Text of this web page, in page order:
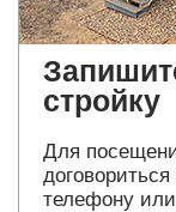
стройку
Для
телефону или